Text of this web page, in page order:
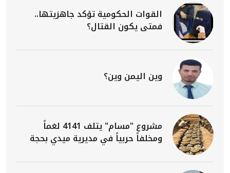
القوات الحكومية تؤكد جاهزيتها..
فمتى يكون القتال؟
وين اليمن وين؟
مشروع "مسام" يتلف 4141 لغماً
ومخلفاً حربياً في مديرية ميدي بحجة